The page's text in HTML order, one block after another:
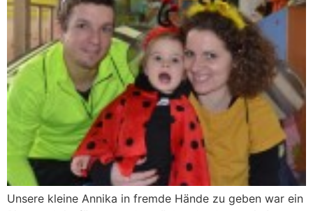
Unsere kleine Annika in fremde Hände zu geben war ein